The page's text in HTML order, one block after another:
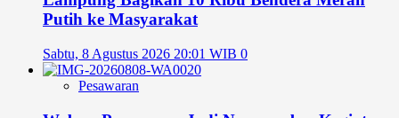
Putih ke Masyarakat
Sabtu, 8 Agustus 2026 20:01 WIB 0
Pesawaran